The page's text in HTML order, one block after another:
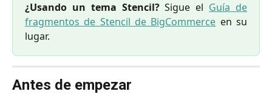
¿Usando un tema Stencil?Sigue el Guía de
fragmentos de Stencil de BigCommerce en su
lugar.
Antes de empezar